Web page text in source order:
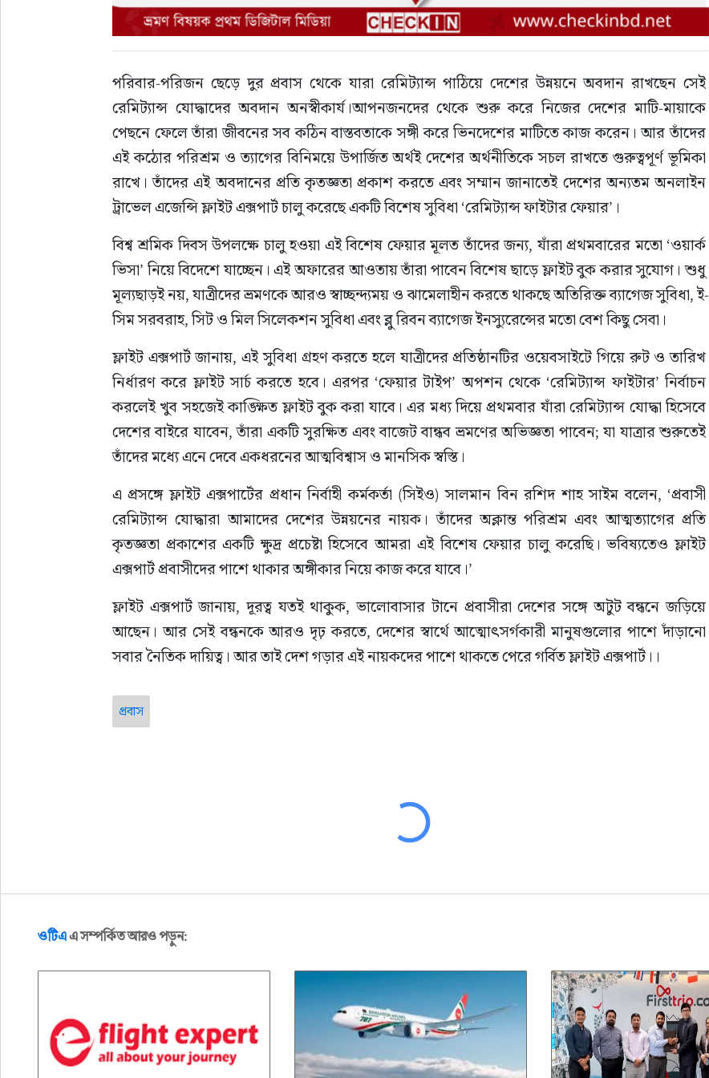
পরিবার-পরিজন ছেড়ে দুর প্রবাস থেকে যারা রেমিট্যান্স পাঠিয়ে দেশের উন্নয়নে অবদান রাখছেন সেই
রেমিট্যান্স যোদ্ধাদের অবদান অনস্বীকার্য।আপনজনদের থেকে শুরু করে নিজের দেশের মাটি-মায়াকে
পেছনে ফেলে তাঁরা জীবনের সব কঠিন বাস্তবতাকে সঙ্গী করে ভিনদেশের মাটিতে কাজ করেন। আর তাঁদের
এই কঠোর পরিশ্রম ও ত্যাগের বিনিময়ে উপার্জিত অর্থই দেশের অর্থনীতিকে সচল রাখতে গুরুত্বপূর্ণ ভূমিকা
রাখে। তাঁদের এই অবদানের প্রতি কৃতজ্ঞতা প্রকাশ করতে এবং সম্মান জানাতেই দেশের অন্যতম অনলাইন
ট্রাভেল এজেন্সি ফ্লাইট এক্সপার্ট চালু করেছে একটি বিশেষ সুবিধা ‘রেমিট্যান্স ফাইটার ফেয়ার’।
বিশ্ব শ্রমিক দিবস উপলক্ষে চালু হওয়া এই বিশেষ ফেয়ার মূলত তাঁদের জন্য, যাঁরা প্রথমবারের মতো ‘ওয়ার্ক
ভিসা’ নিয়ে বিদেশে যাচ্ছেন। এই অফারের আওতায় তাঁরা পাবেন বিশেষ ছাড়ে ফ্লাইট বুক করার সুযোগ। শুধু
মূল্যছাড়ই নয়, যাত্রীদের ভ্রমণকে আরও স্বাচ্ছন্দ্যময় ও ঝামেলাহীন করতে থাকছে অতিরিক্ত ব্যাগেজ সুবিধা, ই-
সিম সরবরাহ, সিট ও মিল সিলেকশন সুবিধা এবং ব্লু রিবন ব্যাগেজ ইনস্যুরেন্সের মতো বেশ কিছু সেবা।
ফ্লাইট এক্সপার্ট জানায়, এই সুবিধা গ্রহণ করতে হলে যাত্রীদের প্রতিষ্ঠানটির ওয়েবসাইটে গিয়ে রুট ও তারিখ
নির্ধারণ করে ফ্লাইট সার্চ করতে হবে। এরপর ‘ফেয়ার টাইপ’ অপশন থেকে ‘রেমিট্যান্স ফাইটার’ নির্বাচন
করলেই খুব সহজেই কাঙ্ক্ষিত ফ্লাইট বুক করা যাবে। এর মধ্য দিয়ে প্রথমবার যাঁরা রেমিট্যান্স যোদ্ধা হিসেবে
দেশের বাইরে যাবেন, তাঁরা একটি সুরক্ষিত এবং বাজেট বান্ধব ভ্রমণের অভিজ্ঞতা পাবেন; যা যাত্রার শুরুতেই
তাঁদের মধ্যে এনে দেবে একধরনের আত্মবিশ্বাস ও মানসিক স্বস্তি।
এ প্রসঙ্গে ফ্লাইট এক্সপার্টের প্রধান নির্বাহী কর্মকর্তা (সিইও) সালমান বিন রশিদ শাহ সাইম বলেন, ‘প্রবাসী
রেমিট্যান্স যোদ্ধারা আমাদের দেশের উন্নয়নের নায়ক। তাঁদের অক্লান্ত পরিশ্রম এবং আত্মত্যাগের প্রতি
কৃতজ্ঞতা প্রকাশের একটি ক্ষুদ্র প্রচেষ্টা হিসেবে আমরা এই বিশেষ ফেয়ার চালু করেছি। ভবিষ্যতেও ফ্লাইট
এক্সপার্ট প্রবাসীদের পাশে থাকার অঙ্গীকার নিয়ে কাজ করে যাবে।’
ফ্লাইট এক্সপার্ট জানায়, দূরত্ব যতই থাকুক, ভালোবাসার টানে প্রবাসীরা দেশের সঙ্গে অটুট বন্ধনে জড়িয়ে
আছেন। আর সেই বন্ধনকে আরও দৃঢ় করতে, দেশের স্বার্থে আত্মোৎসর্গকারী মানুষগুলোর পাশে দাঁড়ানো
সবার নৈতিক দায়িত্ব। আর তাই দেশ গড়ার এই নায়কদের পাশে থাকতে পেরে গর্বিত ফ্লাইট এক্সপার্ট।।
প্রবাস
ওটিএএ সম্পর্কিত আরও পড়ুন: